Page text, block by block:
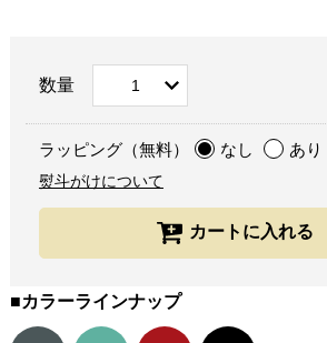
数量
ラッピング（無料） なし あり
熨斗がけについて
■カラーラインナップ